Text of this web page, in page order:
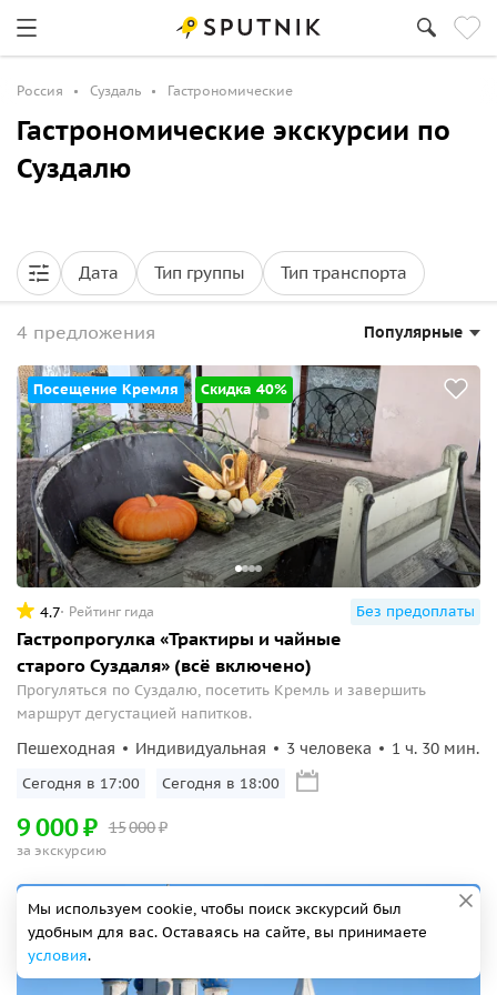
Россия Суздаль Гастрономические
Гастрономические экскурсии по
Суздалю
Дата Тип группы Тип транспорта
4 предложения Популярные
Посещение Кремля Скидка 40%
4.7 Рейтинг гида Без предоплаты
Гастропрогулка «Трактиры и чайные
старого Суздаля» (всё включено)
Прогуляться по Суздалю, посетить Кремль и завершить
маршрут дегустацией напитков.
Пешеходная Индивидуальная 3 человека 1 ч. 30 мин.
Сегодня в 17:00 Сегодня в 18:00
15000₽
9000₽
за экскурсию
С дегустацией
Мы используем cookie, чтобы поиск экскурсий был
удобным для вас. Оставаясь на сайте, вы принимаете
условия.